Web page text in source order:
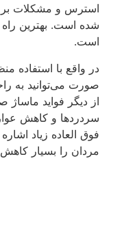
استرس و مشکلات بر
شده است. بهترین راه
است.
در واقع با استفاده
صورت می‌توانید به
از دیگر فواید ماساژ
سردردها و کاهش
فوق‌ العاده زیاد اشاره
مردان را بسیار کاهش